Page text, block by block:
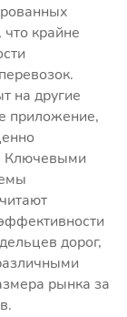
крайне
на другие
приложение,
Ключевыми
дорог,
рынка за